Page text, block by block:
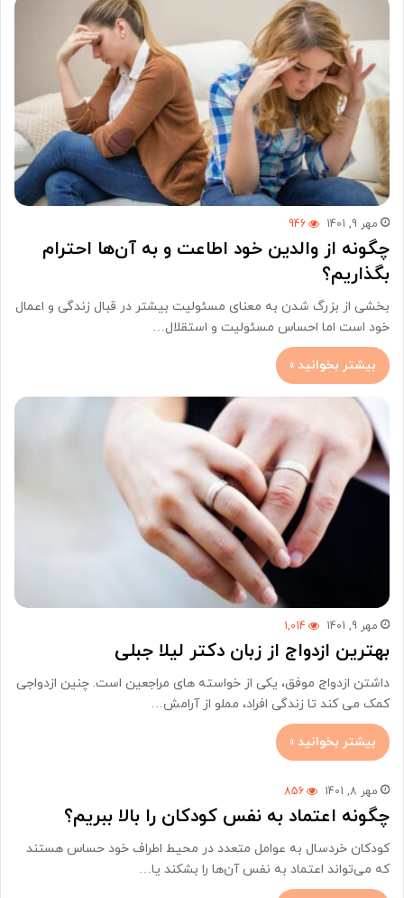
مهر 9, 1401 946
چگونه از والدین خود اطاعت و به آن‌ها احترام
بگذاریم؟
بخشی از بزرگ شدن به معنای مسئولیت بیشتر در قبال زندگی و اعمال
خود است اما احساس مسئولیت و استقلال…
بیشتر بخوانید »
مهر 9, 1401 1,014
بهترین ازدواج از زبان دکتر لیلا جبلی
داشتن ازدواج موفق، یکی از خواسته های مراجعین است. چنین ازدواجی
کمک می کند تا زندگی افراد، مملو از آرامش…
بیشتر بخوانید »
مهر 8, 1401 856
چگونه اعتماد به نفس کودکان را بالا ببریم؟
کودکان خردسال به عوامل متعدد در محیط اطراف خود حساس هستند
که می‌تواند اعتماد به نفس آن‌ها را بشکند یا…